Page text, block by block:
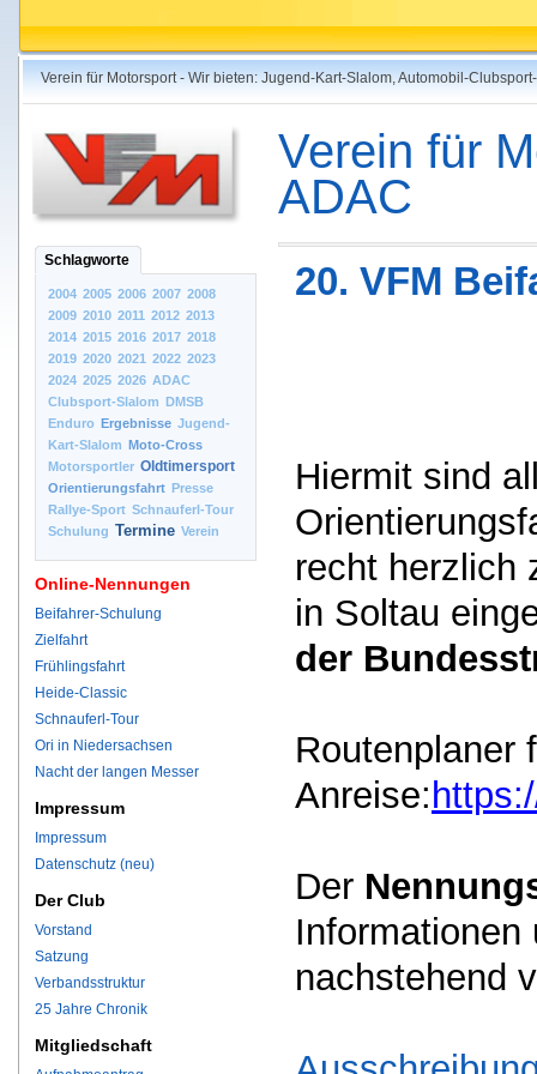
Verein für Motorsport - Wir bieten: Jugend-Kart-Slalom, Automobil-
Schlagworte
2004 2005 2006 2007 2008
2009 2010 2011 2012 2013
2014 2015 2016 2017 2018
2019 2020 2021 2022 2023
2024 2025 2026 ADAC
Clubsport-Slalom DMSB
Enduro Ergebnisse Jugend-
Kart-Slalom Moto-Cross
Motorsportler Oldtimersport
Orientierungsfahrt Presse
Rallye-Sport Schnauferl-Tour
Schulung Termine Verein
Online-Nennungen
Beifahrer-Schulung
Zielfahrt
Frühlingsfahrt
Heide-Classic
Schnauferl-Tour
Ori in Niedersachsen
Nacht der langen Messer
Impressum
Impressum
Datenschutz (neu)
Der Club
Vorstand
Satzung
Verbandsstruktur
25 Jahre Chronik
Mitgliedschaft
Verein für
ADAC
20. VFM
Hiermit sind
recht herzlich
in Soltau
der
Routenplaner
Anreise:
Der
nachstehend